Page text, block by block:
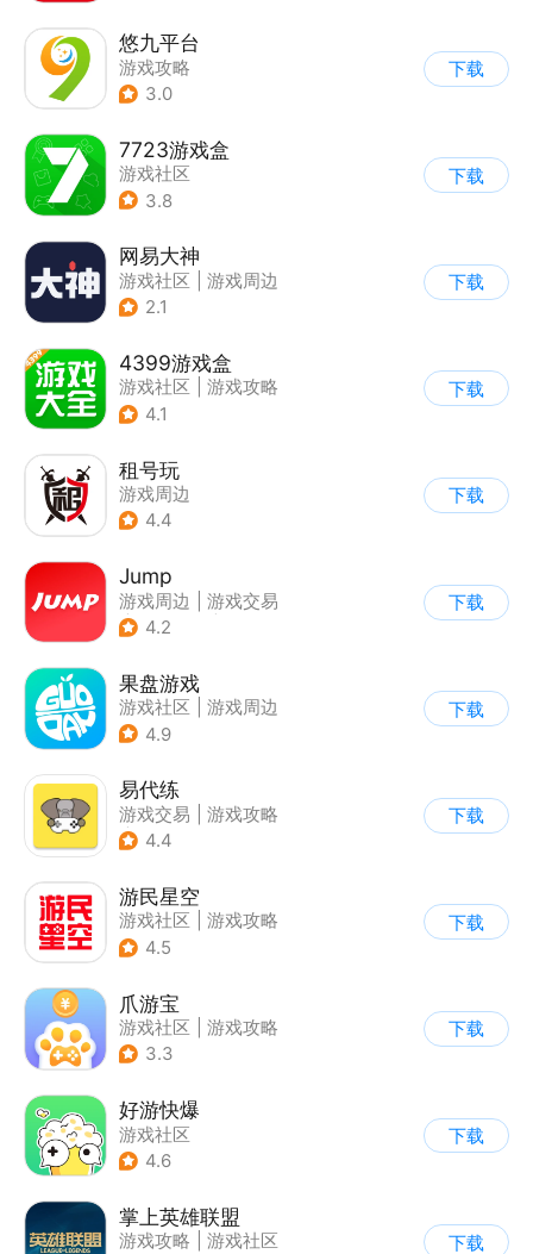
悠九平台
游戏攻略
3.0
下载
7723游戏盒
游戏社区
3.8
下载
网易大神
游戏社区
游戏周边
2.1
下载
4399游戏盒
游戏社区
游戏攻略
4.1
下载
租号玩
游戏周边
4.4
下载
Jump
游戏周边
游戏交易
| 游戏社区
4.2
下载
果盘游戏
游戏社区
游戏周边
4.9
下载
易代练
游戏交易
游戏攻略
| 游戏社区
4.4
下载
游民星空
游戏社区
游戏攻略
4.5
下载
爪游宝
游戏社区
游戏攻略
3.3
下载
好游快爆
游戏社区
4.6
下载
掌上英雄联盟
游戏攻略
游戏社区
下载